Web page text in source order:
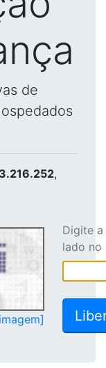
de
,
Digite
lado no